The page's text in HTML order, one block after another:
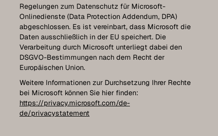
Regelungen zum Datenschutz für Microsoft-
Onlinedienste (Data Protection Addendum, DPA)
abgeschlossen. Es ist vereinbart, dass Microsoft die
Daten ausschließlich in der EU speichert. Die
Verarbeitung durch Microsoft unterliegt dabei den
DSGVO-Bestimmungen nach dem Recht der
Europäischen Union.
Weitere Informationen zur Durchsetzung Ihrer Rechte
bei Microsoft können Sie hier finden:
https://privacy.microsoft.com/de-
de/privacystatement